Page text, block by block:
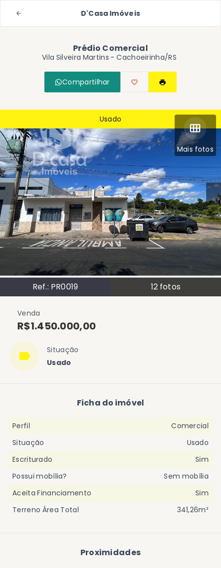
D'Casa Imóveis
Prédio Comercial
Vila Silveira Martins - Cachoeirinha/RS
Compartilhar
Mais fotos
Ref.: PR0019 12 fotos
Usado
Venda
R$1.450.000,00
Situação
Usado
Proximidades
Ficha do imóvel
Perfil
Comercial
Situação
Usado
Escriturado
Sim
Possui mobília?
Sem mobília
Aceita Financiamento
Sim
Terreno Área Total
341,26m²